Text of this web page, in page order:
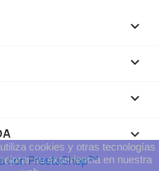



keyboard_arrow_down
cookies y otras tecnologías
su experiencia en nuestra
con PrestaShop™